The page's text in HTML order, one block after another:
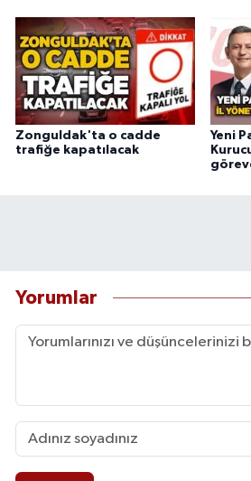
Zonguldak'ta o cadde
trafiğe kapatılacak
Yeni
Yorumlar